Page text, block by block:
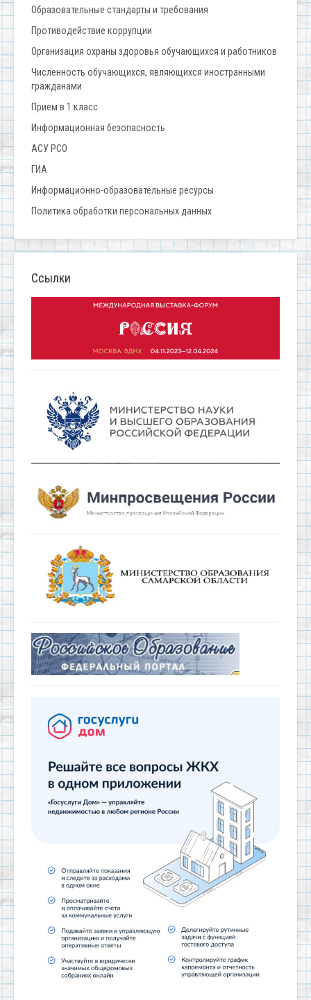
Образовательные стандарты и требования
Противодействие коррупции
Организация охраны здоровья обучающихся и работников
Численность обучающихся, являющихся иностранными
гражданами
Прием в 1 класс
Информационная безопасность
АСУ РСО
ГИА
Информационно-образовательные ресурсы
Политика обработки персональных данных
Ссылки